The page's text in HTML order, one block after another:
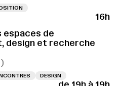
16h
espaces de
design et recherche
DESIGN